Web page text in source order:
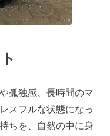
孤独感、長時間のマ
スフルな状態になっ
ちを、自然の中に身